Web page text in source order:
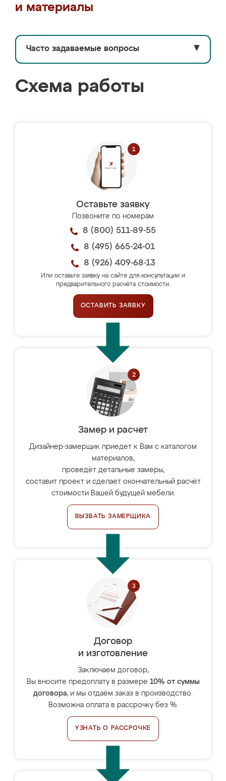
и материалы
Часто задаваемые вопросы ▼
Схема работы
Оставьте заявку
Позвоните по номерам
8 (800) 511-89-55
8 (495) 665-24-01
8 (926) 409-68-13
Или оставьте заявку на сайте для консультации и
предварительного расчёта стоимости.
ОСТАВИТЬ ЗАЯВКУ
Замер и расчет
Дизайнер-замерщик приедет к Вам с каталогом
материалов,
проведёт детальные замеры,
составит проект и сделает окончательный расчёт
стоимости Вашей будущей мебели.
ВЫЗВАТЬ ЗАМЕРЩИКА
Договор
и изготовление
Заключаем договор,
Вы вносите предоплату в размере 10% от суммы
договора, и мы отдаём заказ в производство.
Возможна оплата в рассрочку без %.
УЗНАТЬ О РАССРОЧКЕ